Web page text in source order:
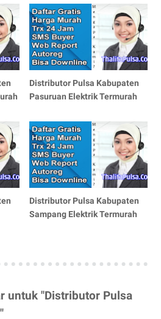
Distributor Pulsa Kabupaten
Pasuruan Elektrik Termurah
Distributor Pulsa Kabupaten
Sampang Elektrik Termurah
untuk "Distributor Pulsa